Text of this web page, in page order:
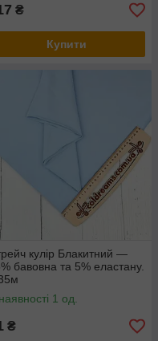
₴
Купити
кулір Блакитний —
бавовна та 5% еластану.
1 од.
₴